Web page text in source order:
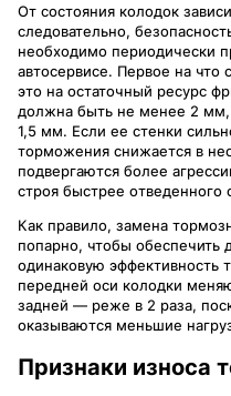
От состояния колодок
следовательно,
необходимо периодически
автосервисе. Первое на
это на остаточный ресурс
должна быть не менее 2
1,5 мм. Если ее стенки
торможения снижается в
подвергаются более
строя быстрее отведенного
Как правило, замена
попарно, чтобы
одинаковую
передней оси колодки
задней — реже в 2 раза,
оказываются меньшие
Признаки износа